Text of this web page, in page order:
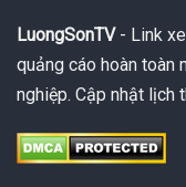
LuongSonTV- Link
quảng cáo hoàn toàn
nghiệp. Cập nhật lịch